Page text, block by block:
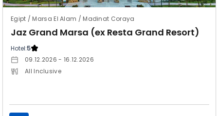
Egipt / Marsa El Alam / Madinat Coraya
Jaz Grand Marsa (ex Resta Grand Resort)
Hotel:5
09.12.2026 - 16.12.2026
All Inclusive